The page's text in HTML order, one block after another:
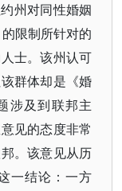
州对同性婚姻
限制所针对的
士。该州认可
群体却是《婚
涉及到联邦主
见的态度非常
。该意见从历
一结论：一方